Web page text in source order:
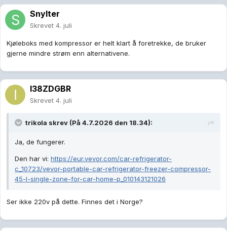
Snylter
Skrevet 4. juli
Kjøleboks med kompressor er helt klart å foretrekke, de bruker
gjerne mindre strøm enn alternativene.
I38ZDGBR
Skrevet 4. juli
trikola skrev (På 4.7.2026 den 18.34):
Ja, de fungerer.
Den har vi: https://eur.vevor.com/car-refrigerator-
c_10723/vevor-portable-car-refrigerator-freezer-compressor-
45-l-single-zone-for-car-home-p_010143121026
Ser ikke 220v på dette. Finnes det i Norge?